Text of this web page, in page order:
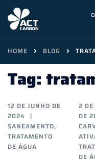
Skip
content
HOME BLOG
Tag:
12 DE JUNHO DE
2024
SANEAMENTO,
TRATAMENTO
DE ÁGUA
2
DE
DE